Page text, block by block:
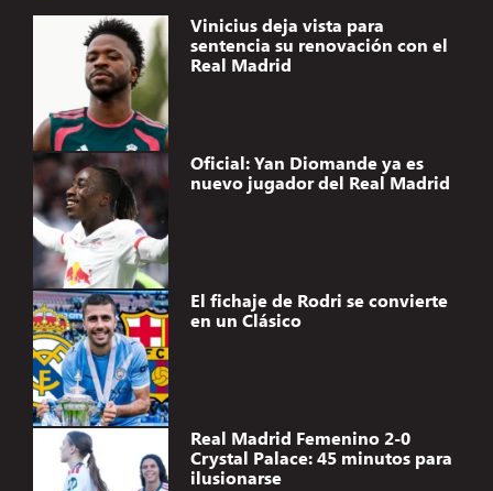
Vinicius deja vista para
sentencia su renovación con el
Real Madrid
Oficial: Yan Diomande ya es
nuevo jugador del Real Madrid
El fichaje de Rodri se convierte
en un Clásico
Real Madrid Femenino 2-0
Crystal Palace: 45 minutos para
ilusionarse